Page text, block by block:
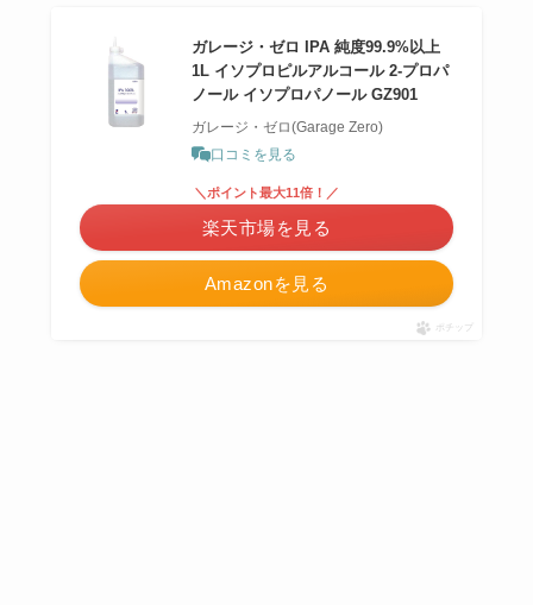
ガレージ・ゼロ IPA 純度99.9%以上
1L イソプロピルアルコール 2-プロパ
ノール イソプロパノール GZ901
ガレージ・ゼロ(Garage Zero)
口コミを見る
Amazonを見る
＼ポイント最大11倍！／
楽天市場を見る
ポチップ